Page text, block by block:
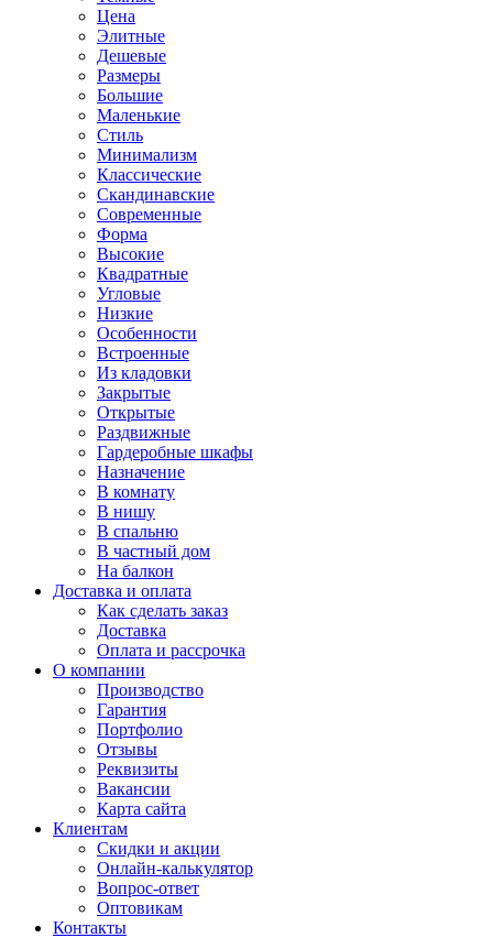
Цена
Элитные
Дешевые
Размеры
Большие
Маленькие
Стиль
Минимализм
Классические
Скандинавские
Современные
Форма
Высокие
Квадратные
Угловые
Низкие
Особенности
Встроенные
Из кладовки
Закрытые
Открытые
Раздвижные
Гардеробные шкафы
Назначение
В комнату
В нишу
В спальню
В частный дом
На балкон
Доставка и оплата
Как сделать заказ
Доставка
Оплата и рассрочка
О компании
Производство
Гарантия
Портфолио
Отзывы
Реквизиты
Вакансии
Карта сайта
Клиентам
Скидки и акции
Онлайн-калькулятор
Вопрос-ответ
Оптовикам
Контакты